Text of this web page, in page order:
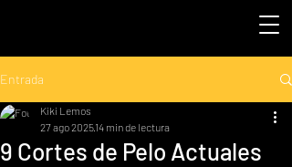
Entrada
9 Cortes de Pelo Actuales
Kiki Lemos
27 ago 202514 min de lectura